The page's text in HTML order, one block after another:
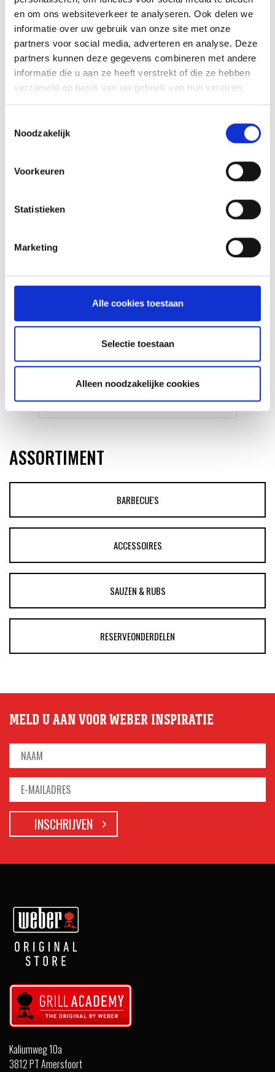
en om ons websiteverkeer te analyseren. Ook delen we
informatie over uw gebruik van onze site met onze
partners voor social media, adverteren en analyse. Deze
partners kunnen deze gegevens combineren met andere
informatie die u aan ze heeft verstrekt of die ze hebben
verzameld op basis van uw gebruik van hun services.
Noodzakelijk
Voorkeuren
Statistieken
Marketing
Alle cookies toestaan
Selectie toestaan
Alleen noodzakelijke cookies
GLÜHWEIN VAN DE MASTER
TOUCH UIT DE DUTCH OVEN
RECEPT
ASSORTIMENT
BARBECUE'S
ACCESSOIRES
SAUZEN & RUBS
RESERVEONDERDELEN
MELD U AAN VOOR WEBER INSPIRATIE
Kaliumweg 10a
3812 PT Amersfoort